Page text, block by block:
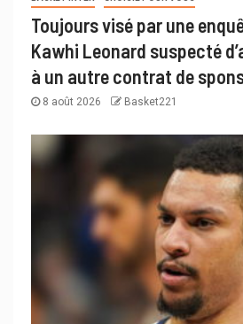
Toujours visé par une
Kawhi Leonard suspecté
à un autre contrat de
8 août 2026 Basket221